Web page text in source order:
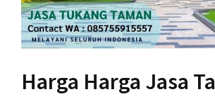
Harga Harga Jasa